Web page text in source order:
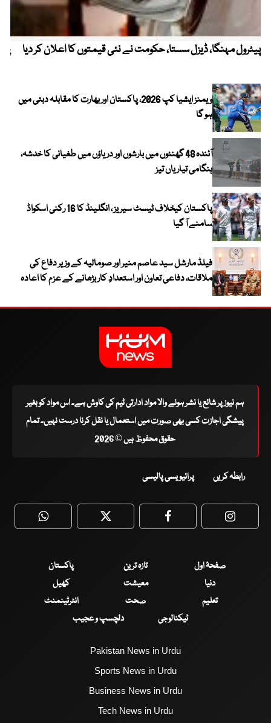
پیٹرول مہنگا، ڈیزل سستا، حکومت نے نئی قیمتوں کا اعلان کر دیا
ویمنز ایشیا کپ 2026، پاکستان اور بھارت کا مقابلہ دبئی میں
ہو گا
آئندہ 48 گھنٹوں میں بارشوں اور دریاؤں میں طغیانی کا خدشہ،
ہنگامی تیاریاں تیز
پاکستان کیخلاف ٹیسٹ سیریز ، انگلینڈ کا 16 رکنی اسکواڈ
سامنے آ گیا
فیلڈ مارشل سید عاصم منیر اور صومالیہ کے وزیر دفاع کی
ملاقات، دفاعی تعاون اور استعدادِ کار بڑھانے کے عزم کا اعادہ
ہم نیوز پر شائع یا نشر ہونے والا مواد ادارتی ٹیم کی کاوش ہے۔ اس مواد کو بغیر
پیشگی اجازت کسی بھی صورت میں استعمال یا نقل کرنا درست نہیں۔ تمام
حقوق محفوظ ہیں © 2026
رابطہ کریں پرائیویسی پالیسی
WhatsApp Twitter Facebook
صفحۂ اول تازہ ترین
پاکستان
دنیا
معیشت
کھیل
تعلیم
صحت
انٹرٹینمنٹ
ٹیکنالوجی
دلچسپ و عجیب
Pakistan News in Urdu
Sports News in Urdu
Business News in Urdu
Tech News in Urdu